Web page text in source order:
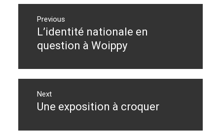
Navigation
l’article
Previous
Previous
post:
L’identité nationale en
question à Woippy
Next
Next
Une exposition à croquer